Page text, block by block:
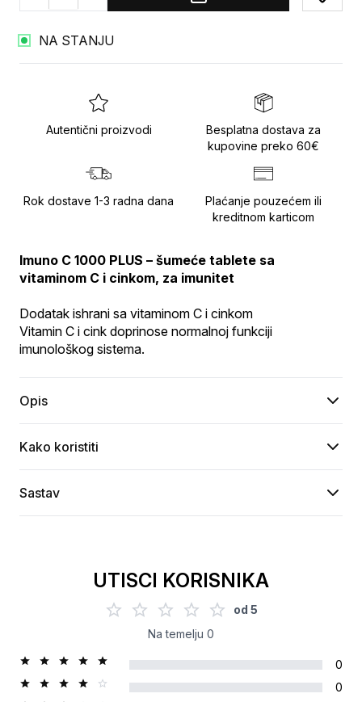
NA STANJU
Autentični proizvodi
Besplatna dostava za
kupovine preko 60€
Rok dostave 1-3 radna dana
Plaćanje pouzećem ili
kreditnom karticom
Imuno C 1000 PLUS – šumeće tablete sa
vitaminom C i cinkom, za imunitet
Dodatak ishrani sa vitaminom C i cinkom
Vitamin C i cink doprinose normalnoj funkciji
imunološkog sistema.
Opis
Kako koristiti
Sastav
UTISCI KORISNIKA
od 5
Na temelju 0
0
0